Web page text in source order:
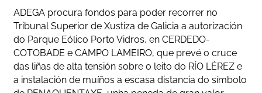
ADEGA procura fondos para poder recorrer no
Tribunal Superior de Xustiza de Galicia a autorización
do Parque Eólico Porto Vidros, en CERDEDO-
COTOBADE e CAMPO LAMEIRO, que prevé o cruce
das liñas de alta tensión sobre o leito do RÍO LÉREZ e
a instalación de muíños a escasa distancia do símbolo